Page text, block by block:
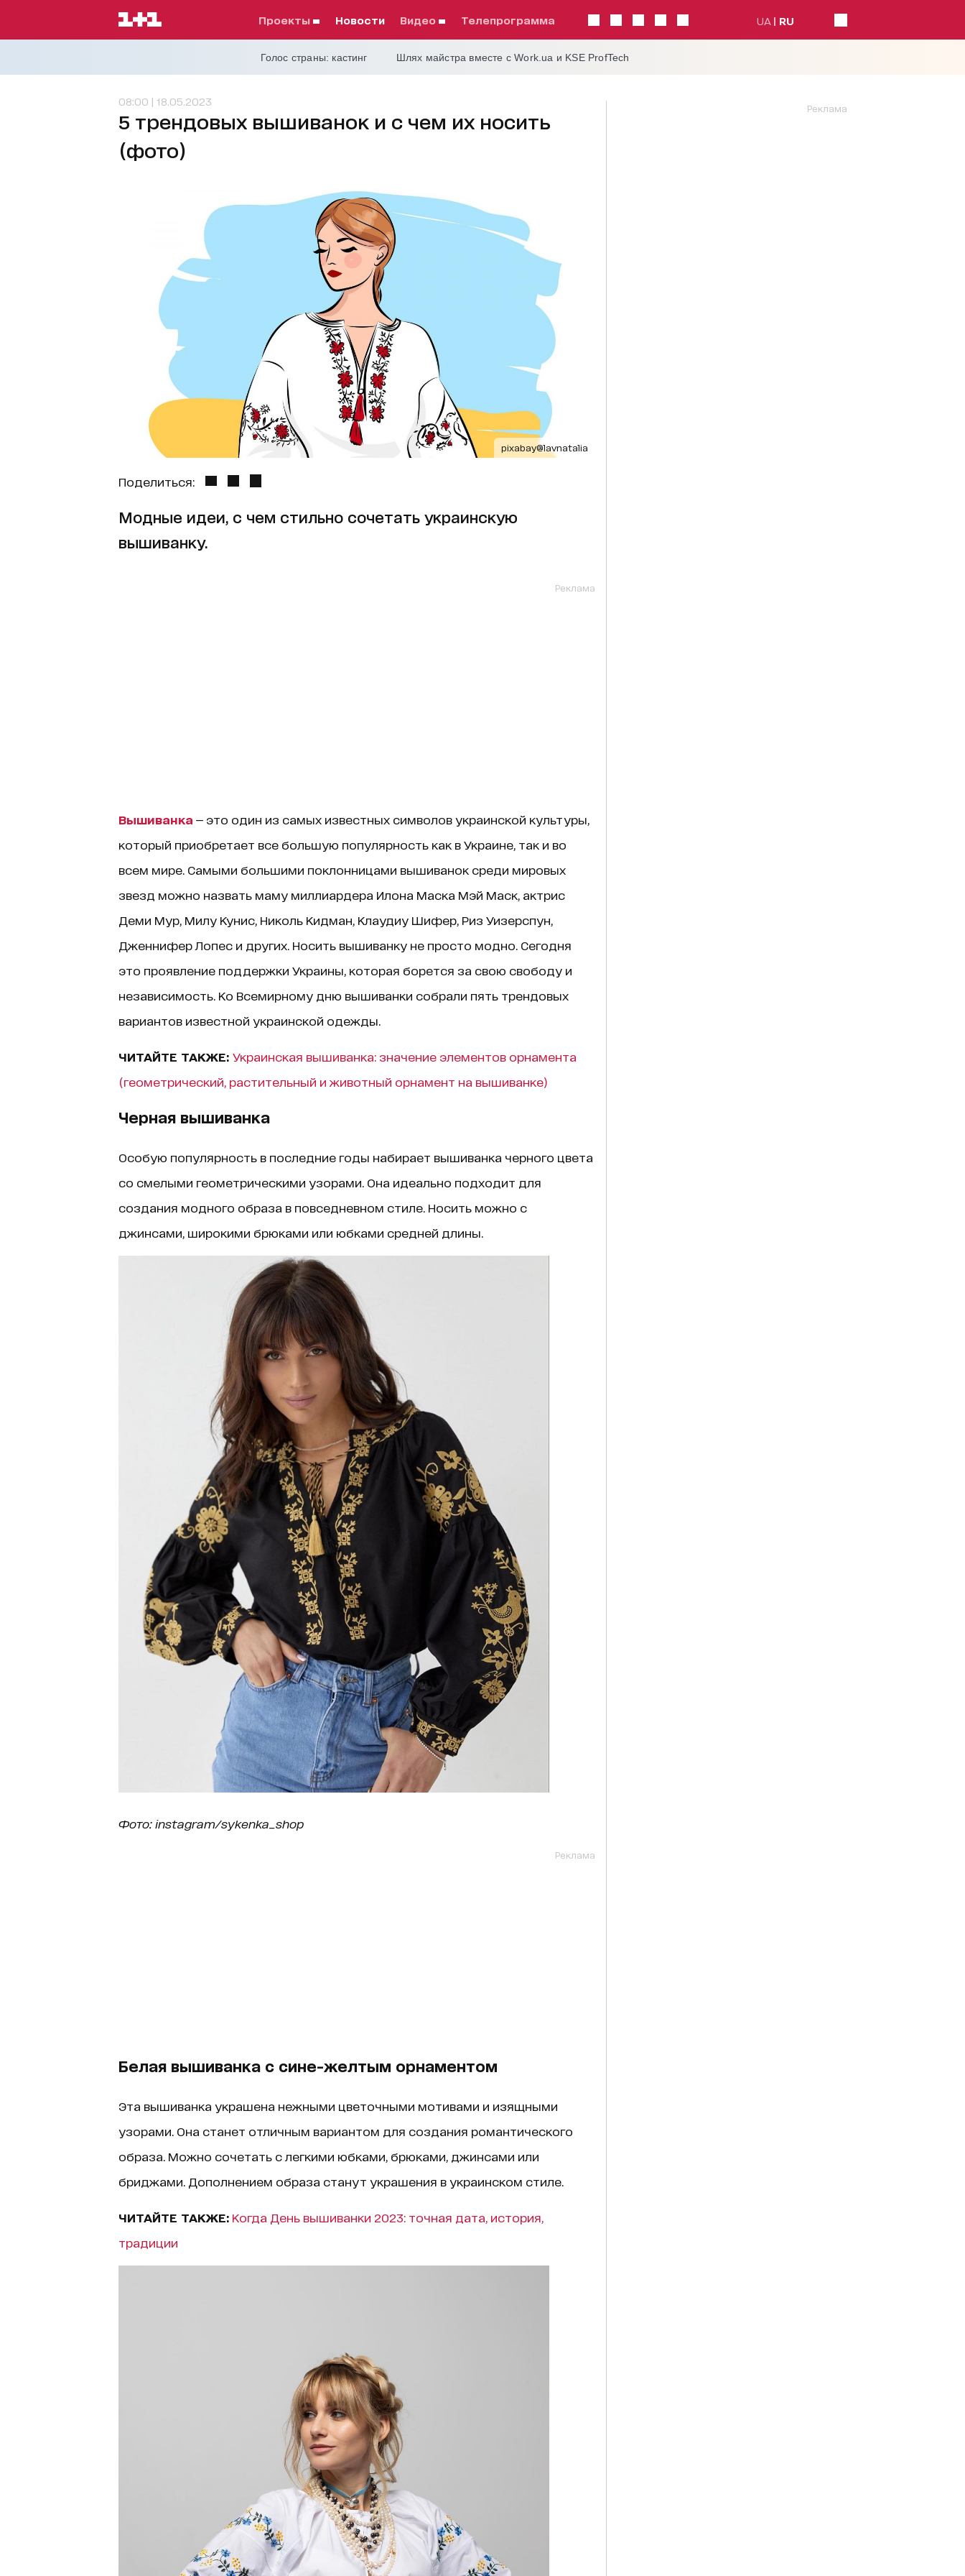
проекты Новости видео телепрограмма UA RU
Голос страны: кастинг Шлях майстра вместе с Work.ua и KSE ProfTech
08:00 | 18.05.2023
5 трендовых вышиванок и с чем их носить
(фото)
pixabay@lavnatalia
Поделиться:
Модные идеи, с чем стильно сочетать украинскую
вышиванку.
Реклама
Вышиванка — это один из самых известных символов украинской культуры,
который приобретает все большую популярность как в Украине, так и во
всем мире. Самыми большими поклонницами вышиванок среди мировых
звезд можно назвать маму миллиардера Илона Маска Мэй Маск, актрис
Деми Мур, Милу Кунис, Николь Кидман, Клаудиу Шифер, Риз Уизерспун,
Дженнифер Лопес и других. Носить вышиванку не просто модно. Сегодня
это проявление поддержки Украины, которая борется за свою свободу и
независимость. Ко Всемирному дню вышиванки собрали пять трендовых
вариантов известной украинской одежды.
ЧИТАЙТЕ ТАКЖЕ: Украинская вышиванка: значение элементов орнамента
(геометрический, растительный и животный орнамент на вышиванке)
Черная вышиванка
Особую популярность в последние годы набирает вышиванка черного цвета
со смелыми геометрическими узорами. Она идеально подходит для
создания модного образа в повседневном стиле. Носить можно с
джинсами, широкими брюками или юбками средней длины.
Фото: instagram/sykenka_shop
Реклама
Белая вышиванка с сине-желтым орнаментом
Эта вышиванка украшена нежными цветочными мотивами и изящными
узорами. Она станет отличным вариантом для создания романтического
образа. Можно сочетать с легкими юбками, брюками, джинсами или
бриджами. Дополнением образа станут украшения в украинском стиле.
ЧИТАЙТЕ ТАКЖЕ: Когда День вышиванки 2023: точная дата, история,
традиции
Реклама